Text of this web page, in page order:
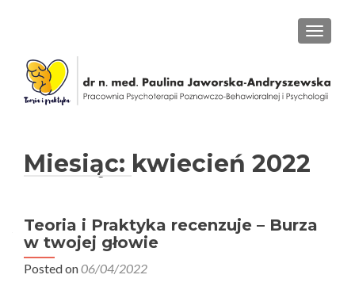
Miesiąc: kwiecień 2022
Teoria i Praktyka recenzuje – Burza
w twojej głowie
Posted on06/04/2022